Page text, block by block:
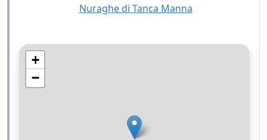
Nuraghe di Tanca Manna
+
−